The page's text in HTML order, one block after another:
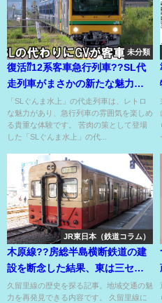
未分類
復活⁇12系客車急行列車??SL代
走列車がまさかの新たな魅力あ
る列車に変貌??
「SLぐんま水上」の代走列車は、レトロ
な魅力があり、急行列車の雰囲気を楽しめ
る貴重な体験です。 苦肉の策として登場
した「SLぐんま水上」の代...
JR東日本（鉄道コラム）
木原線??房総半島横断鉄道の建
設を断念した結果、東は三セク
西は末端部が間もなく廃止??
久留里線の歴史を探る記事。地域交通の魅
力を再発見できる内容です。 久留里線に